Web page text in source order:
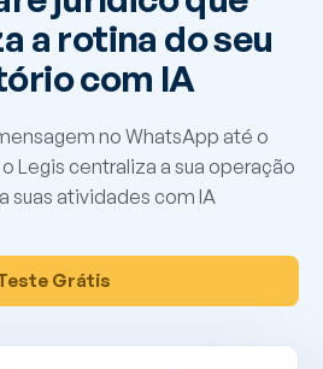
a rotina do seu
com IA
no WhatsApp até o
Legis centraliza a sua operação
suas atividades com IA
Grátis